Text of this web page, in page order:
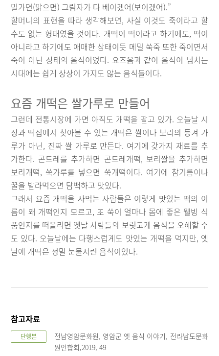
밀가면(맑으면) 그림자가 다 베이겠어(보이겠어).”
할머니의 표현을 따라 생각해보면, 사실 이것도 죽이라고 할
수도 없는 형태였을 것이다. 개떡이 떡이라고 하기에도, 떡이
아니라고 하기에도 애매한 상태이듯 메밀 쑥죽 또한 죽이면서
죽이 아닌 상태의 음식이었다. 요즈음과 같이 음식이 넘치는
시대에는 쉽게 상상이 가지도 않는 음식들이다.
요즘 개떡은 쌀가루로 만들어
그런데 전통시장에 가면 아직도 개떡을 팔고 있가. 오늘날 시
장과 떡집에서 찾아볼 수 있는 개떡은 쌀이나 보리의 등겨 가
루가 아닌, 진짜 쌀 가루로 만든다. 여기에 갖가지 재료를 추
가한다. 곤드레를 추가하면 곤드레개떡, 보리쌀을 추가하면
보리개떡, 쑥가루를 넣으면 쑥개떡이다. 여기에 참기름이나
꿀을 발라먹으면 담백하고 맛있다.
그래서 요즘 개떡을 사먹는 사람들은 이렇게 맛있는 떡의 이
름이 왜 개떡인지 모르고, 또 쑥이 얼마나 몸에 좋은 웰빙 식
품인지를 떠올리면 옛날 사람들의 보릿고개 음식을 오해할 수
도 있다. 오늘날에는 다행스럽게도 맛있는 개떡을 먹지만, 옛
날에 개떡은 정말 눈물서린 음식이었다.
참고자료
단행본
전남영암문화원, 영암군 옛 음식 이야기, 전라남도문화
원연합회,2019, 49